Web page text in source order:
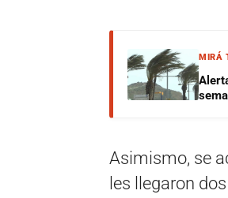
MIRÁ
Asimismo, se
les llegaron